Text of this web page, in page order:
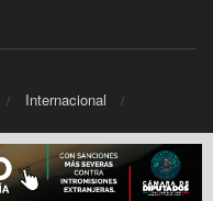
Internacional
Networks.